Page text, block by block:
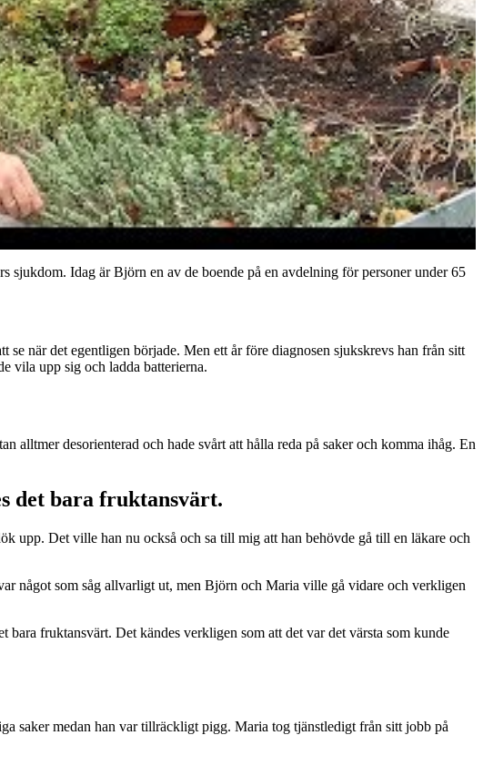
sjukdom. Idag är Björn en av de boende på en avdelning för personer under 65
när det egentligen började. Men ett år före diagnosen sjukskrevs han från sitt
vila upp sig och ladda batterierna.
desorienterad och hade svårt att hålla reda på saker och komma ihåg. En
det bara fruktansvärt.
upp. Det ville han nu också och sa till mig att han behövde gå till en läkare och
något som såg allvarligt ut, men Björn och Maria ville gå vidare och verkligen
fruktansvärt. Det kändes verkligen som att det var det värsta som kunde
saker medan han var tillräckligt pigg. Maria tog tjänstledigt från sitt jobb på